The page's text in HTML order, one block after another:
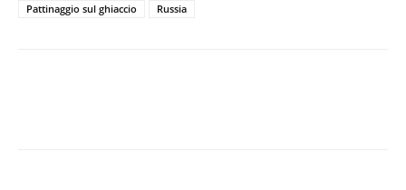
Pattinaggio sul ghiaccio
Russia